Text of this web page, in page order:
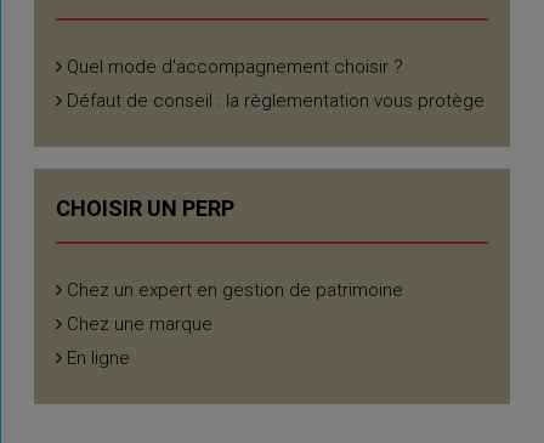
Quel mode d'accompagnement choisir ?
Défaut de conseil : la règlementation vous protège
CHOISIR UN PERP
Chez un expert en gestion de patrimoine
Chez une marque
En ligne